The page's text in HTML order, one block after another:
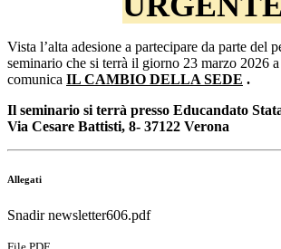
Vista l’alta adesione a partecipare da parte del
seminario che si terrà il giorno 23 marzo 2026
comunica IL CAMBIO DELLA SEDE .
Il seminario si terrà presso Educandato
Via Cesare Battisti, 8- 37122 Verona
Allegati
Snadir newsletter606.pdf